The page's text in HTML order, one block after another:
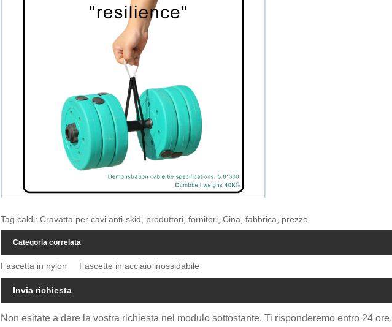
Tag caldi: Cravatta per cavi anti-skid, produttori, fornitori, Cina, fabbrica, prezzo
Categoria correlata
Fascetta in nylon Fascette in acciaio inossidabile
Invia richiesta
Non esitate a dare la vostra richiesta nel modulo sottostante. Ti risponderemo entro 24 ore.